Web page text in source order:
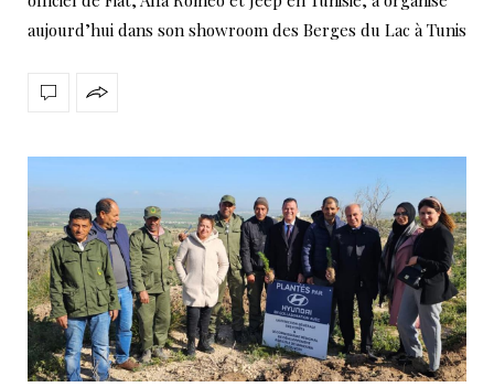
aujourd’hui dans son showroom des Berges du Lac à Tunis